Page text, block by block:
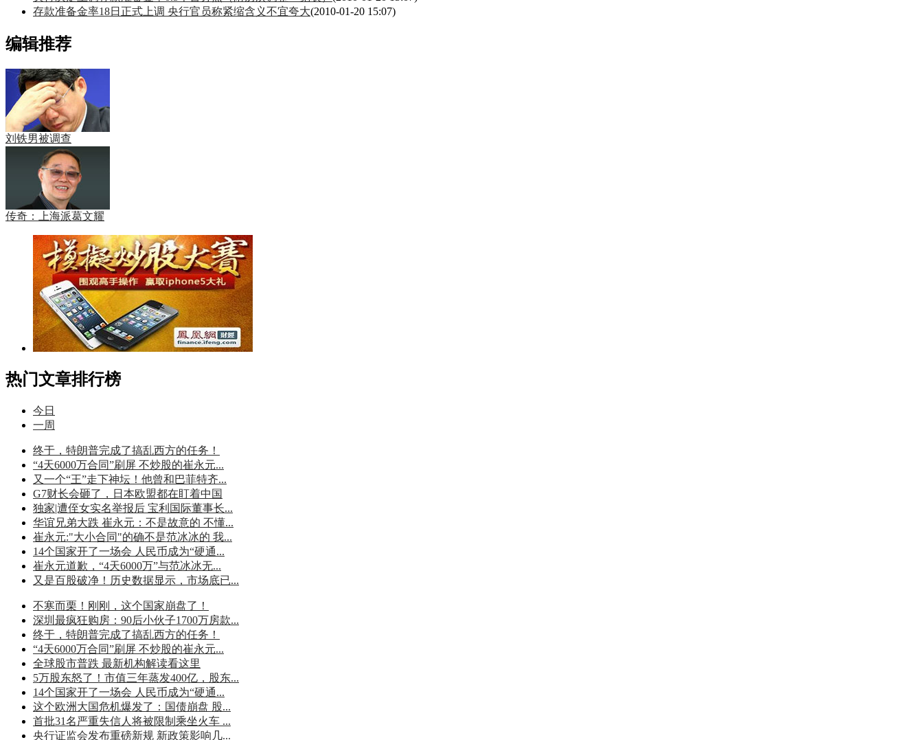
存款准备金率18日正式上调 央行官员称紧缩含义不宜夸大(2010-01-20 15:07)
编辑推荐
刘铁男被调查
传奇：上海派葛文耀
热门文章排行榜
今日
一周
终于，特朗普完成了搞乱西方的任务！
“4天6000万合同”刷屏 不炒股的崔永元...
又一个“王”走下神坛！他曾和巴菲特齐...
G7财长会砸了，日本欧盟都在盯着中国
独家|遭侄女实名举报后 宝利国际董事长...
华谊兄弟大跌 崔永元：不是故意的 不懂...
崔永元:"大小合同"的确不是范冰冰的 我...
14个国家开了一场会 人民币成为“硬通...
崔永元道歉，“4天6000万”与范冰冰无...
又是百股破净！历史数据显示，市场底已...
不寒而栗！刚刚，这个国家崩盘了！
深圳最疯狂购房：90后小伙子1700万房款...
终于，特朗普完成了搞乱西方的任务！
“4天6000万合同”刷屏 不炒股的崔永元...
全球股市普跌 最新机构解读看这里
5万股东怒了！市值三年蒸发400亿，股东...
14个国家开了一场会 人民币成为“硬通...
这个欧洲大国危机爆发了：国债崩盘 股...
首批31名严重失信人将被限制乘坐火车 ...
央行证监会发布重磅新规 新政策影响几...